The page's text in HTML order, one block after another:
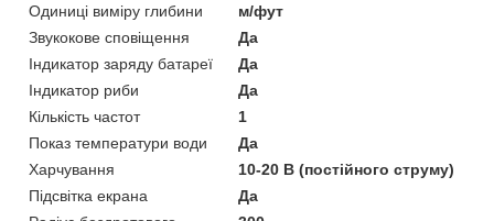
Одиниці виміру глибини
м/фут
Звукокове сповіщення
Да
Індикатор заряду батареї
Да
Індикатор риби
Да
Кількість частот
1
Показ температури води
Да
Харчування
10-20 В (постійного струму)
Підсвітка екрана
Да